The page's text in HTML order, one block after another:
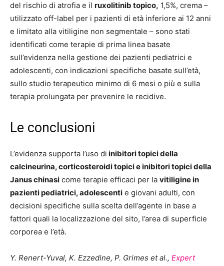
del rischio di atrofia e il ruxolitinib topico, 1,5%, crema –
utilizzato off-label per i pazienti di età inferiore ai 12 anni
e limitato alla vitiligine non segmentale – sono stati
identificati come terapie di prima linea basate
sull’evidenza nella gestione dei pazienti pediatrici e
adolescenti, con indicazioni specifiche basate sull’età,
sullo studio terapeutico minimo di 6 mesi o più e sulla
terapia prolungata per prevenire le recidive.
Le conclusioni
L’evidenza supporta l’uso di inibitori topici della
calcineurina, corticosteroidi topici e inibitori topici della
Janus chinasi come terapie efficaci per la vitiligine in
pazienti pediatrici, adolescenti e giovani adulti, con
decisioni specifiche sulla scelta dell’agente in base a
fattori quali la localizzazione del sito, l’area di superficie
corporea e l’età.
Y. Renert-Yuval, K. Ezzedine, P. Grimes et al., Expert